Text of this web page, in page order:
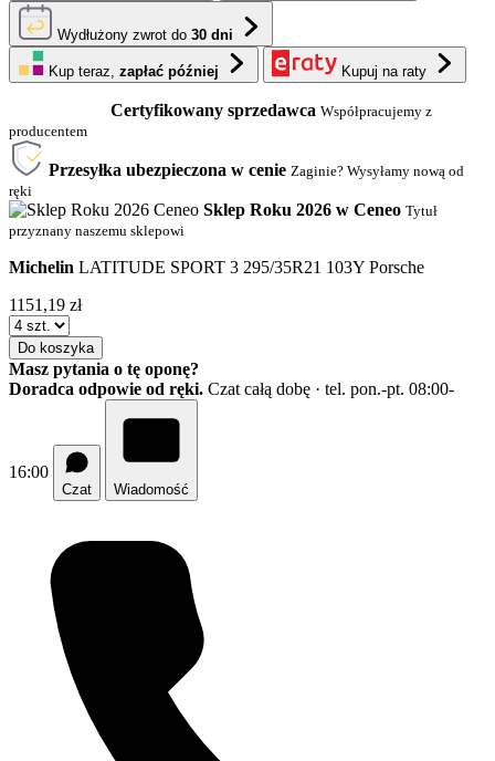
Wydłużony zwrot do 30 dni
Kup teraz, zapłać później Kupuj na raty
Certyfikowany sprzedawca Współpracujemy z
producentem
Przesyłka ubezpieczona w cenie Zaginie? Wysyłamy nową od
ręki
Sklep Roku 2026 w Ceneo Tytuł
przyznany naszemu sklepowi
Michelin LATITUDE SPORT 3 295/35R21 103Y Porsche
1151,19 zł
Do koszyka
Masz pytania o tę oponę?
Doradca odpowie od ręki. Czat całą dobę · tel. pon.-pt. 08:00-
16:00
Czat Wiadomość